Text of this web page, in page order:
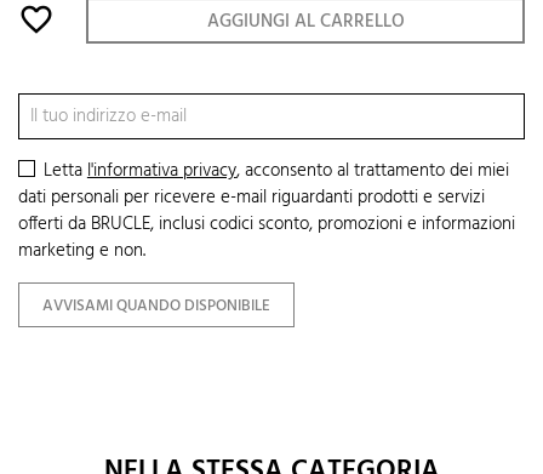
favorite_border AGGIUNGI AL CARRELLO
Lettal'informativa privacy, acconsento al trattamento dei miei
dati personali per ricevere e-mail riguardanti prodotti e servizi
offerti da BRUCLE, inclusi codici sconto, promozioni e informazioni
marketing e non.
AVVISAMI QUANDO DISPONIBILE